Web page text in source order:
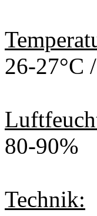
26-27°C
80-90%
Technik: